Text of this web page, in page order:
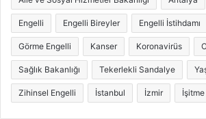
Engelli Engelli Bireyler Engelli İstihdamı
Görme Engelli Kanser Koronavirüs
Sağlık Bakanlığı Tekerlekli Sandalye
Zihinsel Engelli İstanbul İzmir